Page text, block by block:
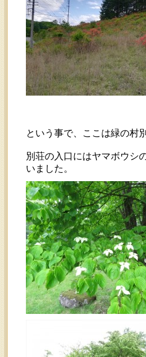
という事で、ここは緑の村
別荘の入口にはヤマボウシ
いました。